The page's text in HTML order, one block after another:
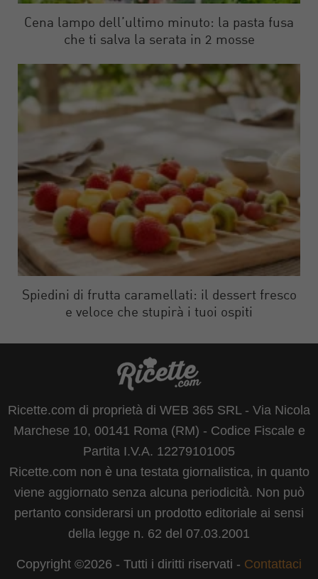
Cena lampo dell’ultimo minuto: la pasta fusa
che ti salva la serata in 2 mosse
Spiedini di frutta caramellati: il dessert fresco
e veloce che stupirà i tuoi ospiti
Ricette.com di proprietà di WEB 365 SRL - Via Nicola
Marchese 10, 00141 Roma (RM) - Codice Fiscale e
Partita I.V.A. 12279101005
Ricette.com non è una testata giornalistica, in quanto
viene aggiornato senza alcuna periodicità. Non può
pertanto considerarsi un prodotto editoriale ai sensi
della legge n. 62 del 07.03.2001
Copyright ©2026 - Tutti i diritti riservati - Contattaci